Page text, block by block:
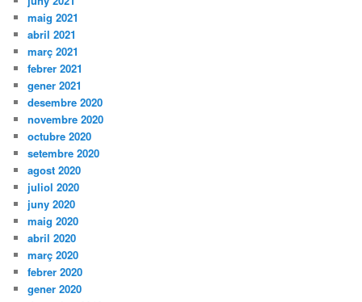
maig 2021
abril 2021
març 2021
febrer 2021
gener 2021
desembre 2020
novembre 2020
octubre 2020
setembre 2020
agost 2020
juliol 2020
juny 2020
maig 2020
abril 2020
març 2020
febrer 2020
gener 2020